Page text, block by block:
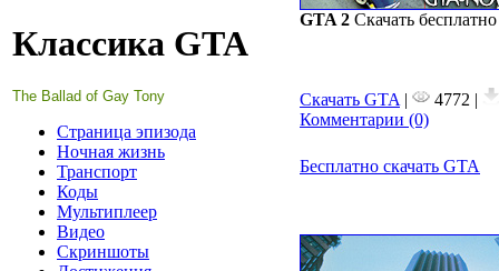
Классика GTA
The Ballad of Gay Tony
Страница эпизода
Ночная жизнь
Транспорт
Коды
Мультиплеер
Видео
Скриншоты
GTA 2 Скачать
Скачать GTA |
4772 |
Комментарии (0)
Бесплатно скачать GTA